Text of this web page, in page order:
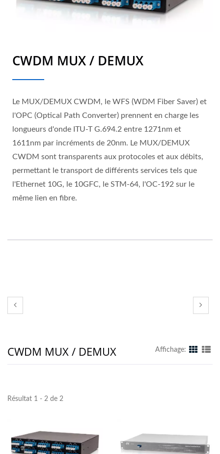
CWDM MUX / DEMUX
Le MUX/DEMUX CWDM, le WFS (WDM Fiber Saver) et
l'OPC (Optical Path Converter) prennent en charge les
longueurs d'onde ITU-T G.694.2 entre 1271nm et
1611nm par incréments de 20nm. Le MUX/DEMUX
CWDM sont transparents aux protocoles et aux débits,
permettant le transport de différents services tels que
l'Ethernet 10G, le 10GFC, le STM-64, l'OC-192 sur le
même lien en fibre.
CWDM MUX / DEMUX Affichage:
Résultat 1 - 2 de 2